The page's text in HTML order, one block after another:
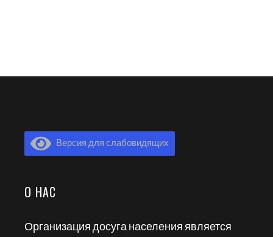
Версия для слабовидящих
О НАС
Организация досуга населения является